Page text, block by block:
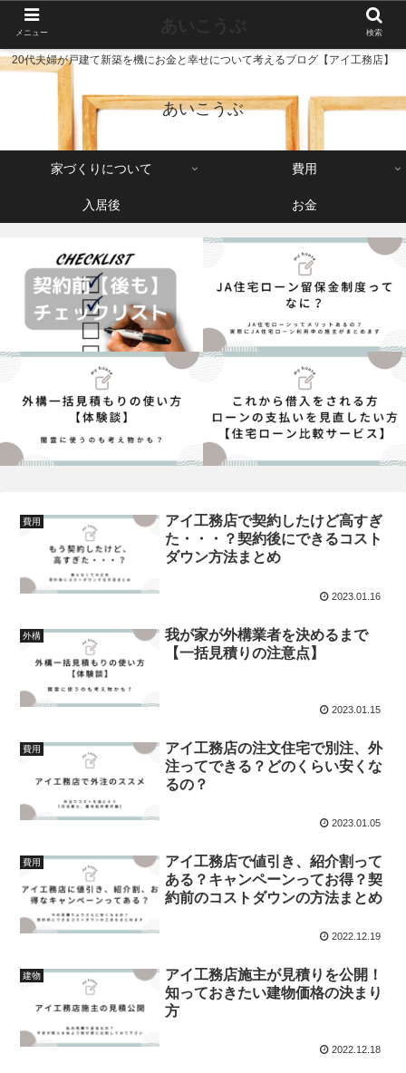
20代夫婦が戸建て新築を機にお金と幸せについて考えるブログ【アイ工務店】
あいこうぶ
家づくりについて 費用
入居後 お金
費用
アイ工務店で契約したけど高すぎ
た・・・？契約後にできるコスト
ダウン方法まとめ
2023.01.16
外構
我が家が外構業者を決めるまで
【一括見積りの注意点】
2023.01.15
費用
アイ工務店の注文住宅で別注、外
注ってできる？どのくらい安くな
るの？
2023.01.05
費用
アイ工務店で値引き、紹介割って
ある？キャンペーンってお得？契
約前のコストダウンの方法まとめ
2022.12.19
建物
アイ工務店施主が見積りを公開！
知っておきたい建物価格の決まり
方
2022.12.18
メニュー 検索